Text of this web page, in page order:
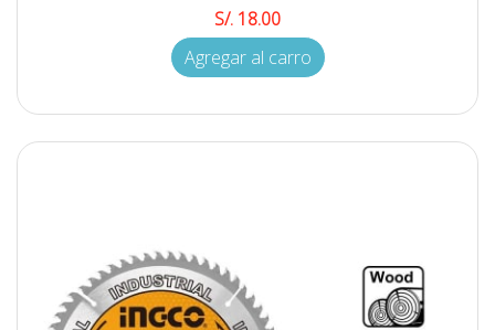
S/. 18.00
Agregar al carro